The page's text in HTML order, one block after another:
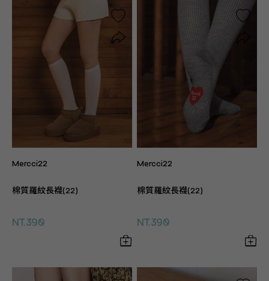
Mercci22
棉質羅紋長襪(22)
NT.390
Mercci22
棉質羅紋長襪(22)
NT.390